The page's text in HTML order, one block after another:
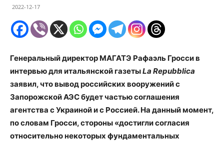
2022-12-17
Генеральный директор МАГАТЭ Рафаэль Гросси в
интервью для итальянской газетыLa Repubblica
заявил, что вывод российских вооружений с
Запорожской АЭС будет частью соглашения
агентства с Украиной и с Россией. На данный момент,
по словам Гросси, стороны «достигли согласия
относительно некоторых фундаментальных